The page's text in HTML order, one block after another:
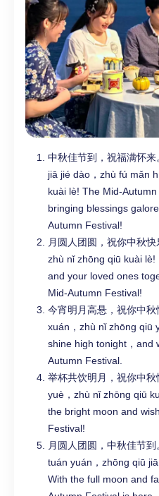
中秋佳节到，祝福满怀
jiā jié dào，zhù fú mǎn
kuài lè! The Mid-Autumn
bringing blessings
Autumn Festival!
月圆人团圆，祝你中秋
zhù nǐ zhōng qiū kuài
and your loved ones
Mid-Autumn Festival!
今宵明月高悬，祝你中
xuán，zhù nǐ zhōng qiū
shine high tonight，and
Autumn Festival.
举杯共饮明月，祝你中
yuè，zhù nǐ zhōng qiū
the bright moon and
Festival!
月圆人团圆，中秋佳节
tuán yuán，zhōng qiū
With the full moon and